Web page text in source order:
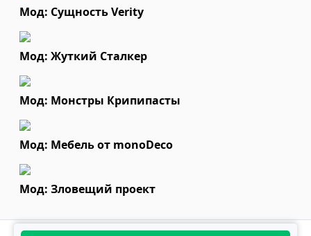
Мод: Сущность Verity
Мод: Жуткий Сталкер
Мод: Монстры Крипипасты
Мод: Мебель от monoDeco
Мод: Зловещий проект